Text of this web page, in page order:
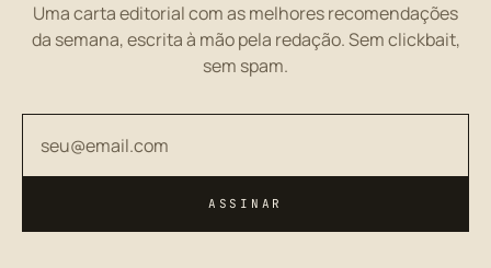
Uma carta editorial com as melhores recomendações
da semana, escrita à mão pela redação. Sem clickbait,
sem spam.
ASSINAR